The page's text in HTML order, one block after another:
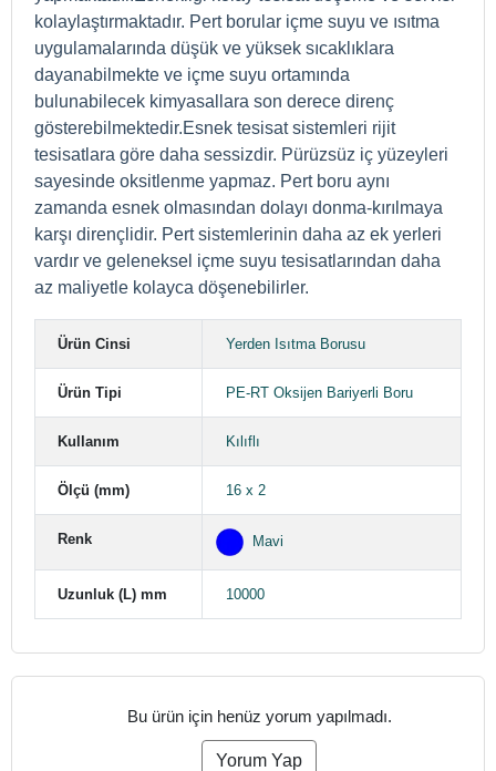
kolaylaştırmaktadır. Pert borular içme suyu ve ısıtma
uygulamalarında düşük ve yüksek sıcaklıklara
dayanabilmekte ve içme suyu ortamında
bulunabilecek kimyasallara son derece direnç
gösterebilmektedir.Esnek tesisat sistemleri rijit
tesisatlara göre daha sessizdir. Pürüzsüz iç yüzeyleri
sayesinde oksitlenme yapmaz. Pert boru aynı
zamanda esnek olmasından dolayı donma-kırılmaya
karşı dirençlidir. Pert sistemlerinin daha az ek yerleri
vardır ve geleneksel içme suyu tesisatlarından daha
az maliyetle kolayca döşenebilirler.
Ürün Cinsi Yerden Isıtma Borusu
Ürün Tipi PE-RT Oksijen Bariyerli Boru
Kullanım Kılıflı
Ölçü (mm) 16 x 2
Renk Mavi
Uzunluk (L) mm 10000
Bu ürün için henüz yorum yapılmadı.
Yorum Yap